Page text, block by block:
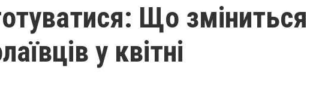
Що зміниться
у квітні